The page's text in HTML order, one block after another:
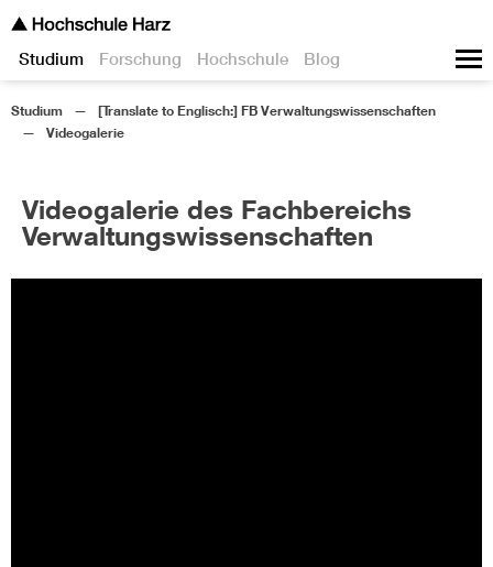
Studium Forschung Hochschule Blog
Studium
[Translate to Englisch:] FB Verwaltungswissenschaften
Videogalerie
Videogalerie des Fachbereichs
Verwaltungswissenschaften